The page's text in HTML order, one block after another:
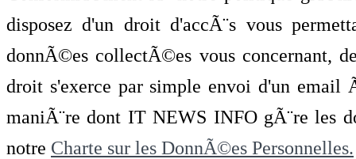
disposez d'un droit d'accÃ¨s vous
donnÃ©es collectÃ©es vous concernant,
droit s'exerce par simple envoi d'un
maniÃ¨re dont IT NEWS INFO gÃ¨re les
notre Charte sur les DonnÃ©es Personnelles.